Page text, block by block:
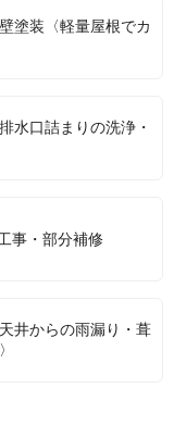
塗装〈軽量屋根でカ
水口詰まりの洗浄・
事・部分補修
井からの雨漏り・葺